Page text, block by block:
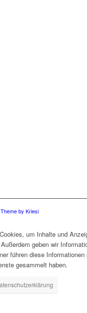
by Kriesi
um Inhalte und
geben wir
führen diese
gesammelt haben.